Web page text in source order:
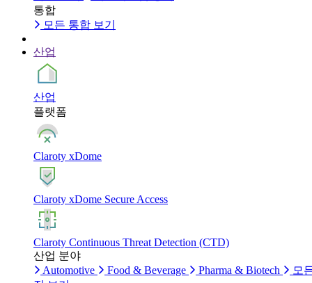
통합
모든 통합 보기
산업
산업
플랫폼
Claroty xDome
Claroty xDome Secure Access
Claroty Continuous Threat Detection (CTD)
산업 분야
Automotive
Food & Beverage Pharma & Biotech
모